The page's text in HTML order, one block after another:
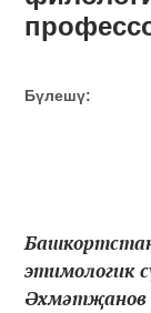
Бүлешү:
этимологик
Әхмәтҗанов